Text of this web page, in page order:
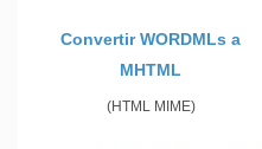
Convertir WORDMLs a
MHTML
(HTML MIME)